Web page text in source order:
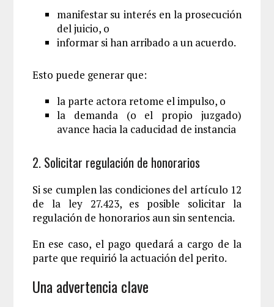
manifestar su interés en la prosecución
del juicio, o
informar si han arribado a un acuerdo.
Esto puede generar que:
la parte actora retome el impulso, o
la demanda (o el propio juzgado)
avance hacia la caducidad de instancia
2. Solicitar regulación de honorarios
Si se cumplen las condiciones del artículo 12
de la ley 27.423, es posible solicitar la
regulación de honorarios aun sin sentencia.
En ese caso, el pago quedará a cargo de la
parte que requirió la actuación del perito.
Una advertencia clave